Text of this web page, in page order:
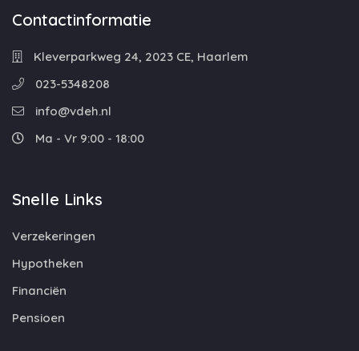
Contactinformatie
Kleverparkweg 24, 2023 CE, Haarlem
023-5348208
info@vdeh.nl
Ma - Vr 9:00 - 18:00
Snelle Links
Verzekeringen
Hypotheken
Financiën
Pensioen